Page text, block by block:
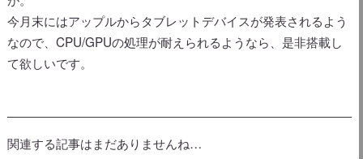
今月末にはアップルからタブレットデバイスが発表されるよう
なので、CPU/GPUの処理が耐えられるようなら、是非搭載し
て欲しいです。
関連する記事はまだありませんね…